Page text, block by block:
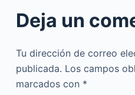
Deja un
Tu dirección de correo
publicada. Los campos
marcados con *